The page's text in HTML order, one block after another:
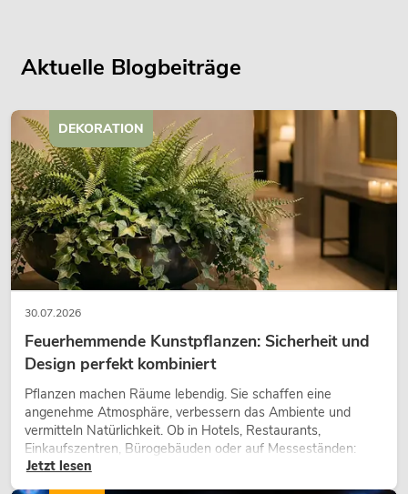
Aktuelle Blogbeiträge
30.07.2026
Feuerhemmende Kunstpflanzen: Sicherheit und
Design perfekt kombiniert
Pflanzen machen Räume lebendig. Sie schaffen eine
angenehme Atmosphäre, verbessern das Ambiente und
vermitteln Natürlichkeit. Ob in Hotels, Restaurants,
Einkaufszentren, Bürogebäuden oder auf Messeständen:
eine hochwertige Begrünung gehört heute längst zum
Jetzt lesen
DEKORATION